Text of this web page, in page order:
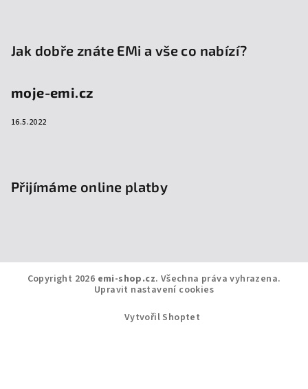
Jak dobře znáte EMi a vše co nabízí?
moje-emi.cz
16.5.2022
Přijímáme online platby
Copyright 2026 emi-shop.cz. Všechna práva vyhrazena.
Upravit nastavení cookies
Vytvořil Shoptet